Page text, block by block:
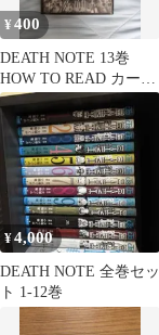
¥400
DEATH NOTE 13巻
HOW TO READ カード
なし
¥4,000
DEATH NOTE 全巻セッ
ト 1-12巻